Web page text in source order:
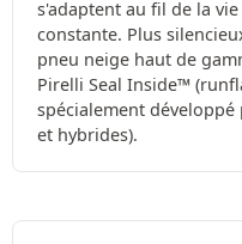
s'adaptent au fil de la
constante. Plus
pneu neige haut de
Pirelli Seal Inside™
spécialement
et hybrides).